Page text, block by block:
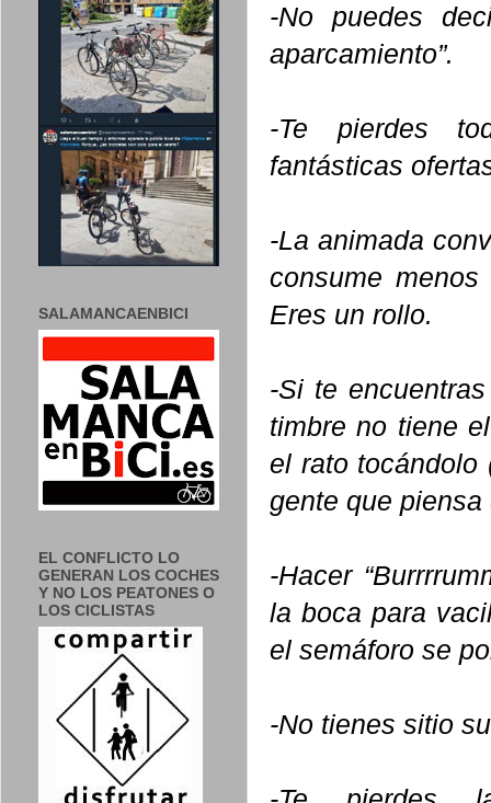
-No puedes
aparcamiento”.
-Te pierdes
fantásticas
-La animada
consume
Eres un rollo.
-Si te
timbre no tiene
el rato tocándolo
gente que piensa
-Hacer
la boca para
el semáforo se
-No tienes sitio
SALAMANCAENBICI
EL CONFLICTO LO
GENERAN LOS COCHES
Y NO LOS PEATONES O
LOS CICLISTAS